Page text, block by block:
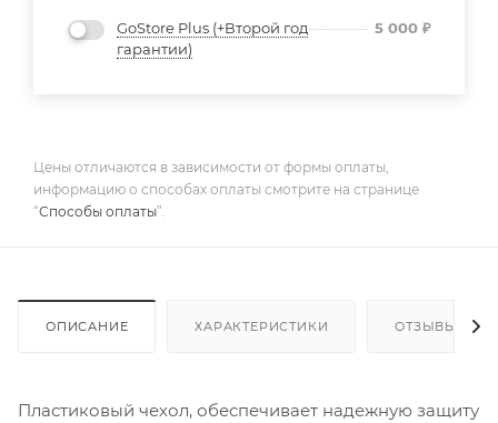
GoStore Plus (+Второй год
гарантии)
5 000 ₽
Цены отличаются в зависимости от формы оплаты,
информацию о способах оплаты смотрите на странице
“Способы оплаты”.
ОПИСАНИЕ ХАРАКТЕРИСТИКИ ОТЗЫВЫ
Пластиковый чехол, обеспечивает надежную защиту